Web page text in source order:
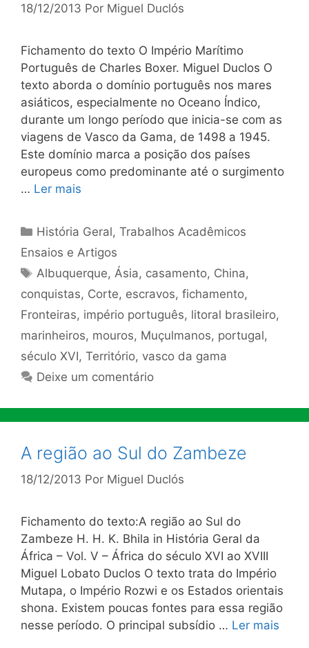
18/12/2013 Por Miguel Duclós
Fichamento do texto O Império Marítimo
Português de Charles Boxer. Miguel Duclos O
texto aborda o domínio português nos mares
asiáticos, especialmente no Oceano Índico,
durante um longo período que inicia-se com as
viagens de Vasco da Gama, de 1498 a 1945.
Este domínio marca a posição dos países
europeus como predominante até o surgimento
… Ler mais
Categorias
História Geral,Trabalhos Acadêmicos
Ensaios e Artigos
Tags
Albuquerque, Ásia, casamento, China,
conquistas, Corte, escravos, fichamento,
Fronteiras, império português, litoral brasileiro,
marinheiros, mouros, Muçulmanos, portugal,
século XVI, Território, vasco da gama
Deixe um comentário
A região ao Sul do Zambeze
18/12/2013 Por Miguel Duclós
Fichamento do texto:A região ao Sul do
Zambeze H. H. K. Bhila in História Geral da
África – Vol. V – África do século XVI ao XVIII
Miguel Lobato Duclos O texto trata do Império
Mutapa, o Império Rozwi e os Estados orientais
shona. Existem poucas fontes para essa região
nesse período. O principal subsídio … Ler mais